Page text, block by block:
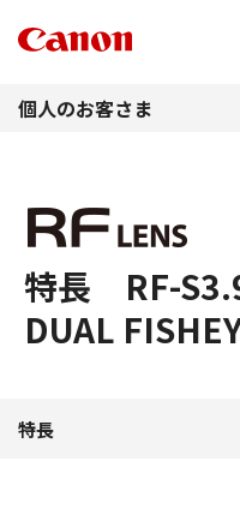
個人のお客さま
特長 RF-
DUAL
特長